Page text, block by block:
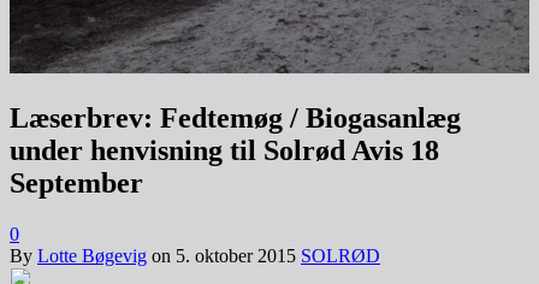
Læserbrev: Fedtemøg / Biogasanlæg
under henvisning til Solrød Avis 18
September
0
By Lotte Bøgevig on 5. oktober 2015 SOLRØD